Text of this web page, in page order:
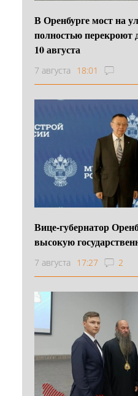
В Оренбурге мост на
полностью перекроют
10 августа
7 августа 18:01
Вице-губернатор
высокую
7 августа 17:27 2